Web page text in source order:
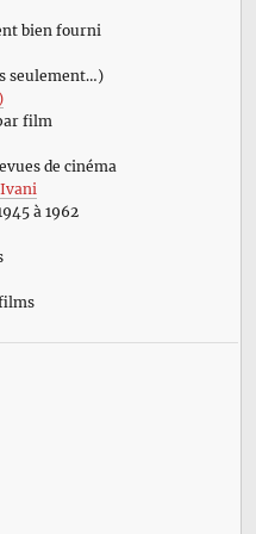
bien fourni
seulement…)
film
de cinéma
à 1962